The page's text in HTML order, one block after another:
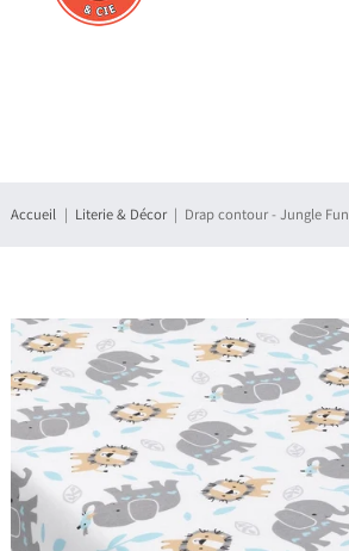
Accueil Literie & Décor Drap contour - Jungle Fun